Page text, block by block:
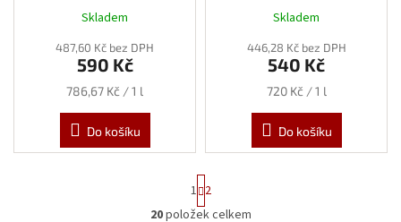
červené víno z
0,75l keramika
Skladem
487,60 Kč bez DPH
590 Kč
Měrná
786,67 Kč / 1 l
Do košíku
červené víno z Ostružin
Skladem
446,28 Kč bez DPH
540 Kč
Měrná
720 Kč / 1 l
Do košíku
t
r
1 2
20položek celkem